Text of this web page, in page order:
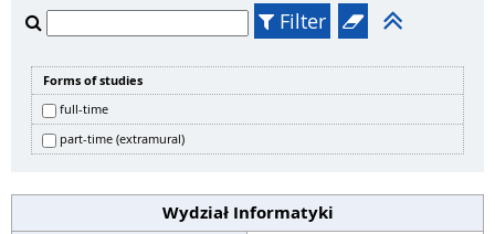
Filter
Forms of studies
full-time
part-time (extramural)
Wydział Informatyki